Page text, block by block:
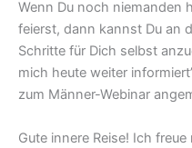
Wenn Du noch niemanden
feierst, dann kannst Du an
Schritte für Dich selbst
mich heute weiter
zum Männer-Webinar
Gute innere Reise! Ich